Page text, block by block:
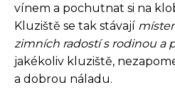
vínem a pochutnat si na
Kluziště se tak stávají
zimních radostí s rodinou a
jakékoliv kluziště,
a dobrou náladu.